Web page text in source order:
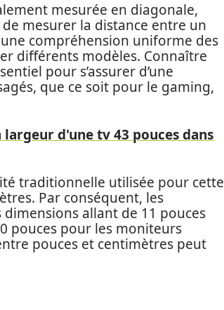
mesurée en diagonale,
mesurer la distance entre un
compréhension uniforme des
différents modèles. Connaître
pour s’assurer d’une
que ce soit pour le gaming,
d'une tv 43 pouces dans
traditionnelle utilisée pour cette
Par conséquent, les
allant de 11 pouces
pouces pour les moniteurs
pouces et centimètres peut